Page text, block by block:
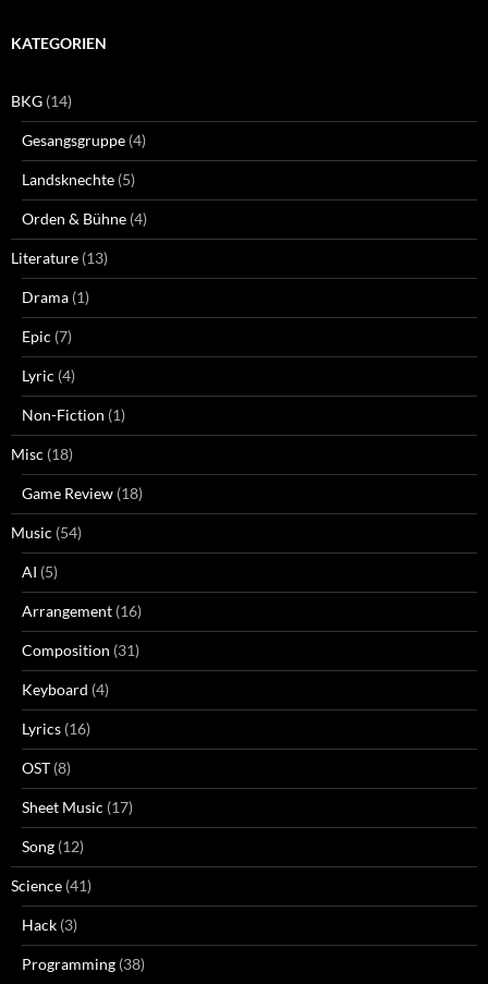
KATEGORIEN
BKG (14)
Gesangsgruppe (4)
Landsknechte (5)
Orden & Bühne (4)
Literature (13)
Drama (1)
Epic (7)
Lyric (4)
Non-Fiction (1)
Misc (18)
Game Review (18)
Music (54)
AI (5)
Arrangement (16)
Composition (31)
Keyboard (4)
Lyrics (16)
OST (8)
Sheet Music (17)
Song (12)
Science (41)
Hack (3)
Programming (38)